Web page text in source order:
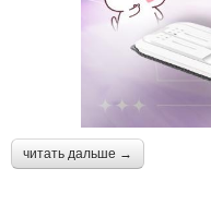
читать дальше →